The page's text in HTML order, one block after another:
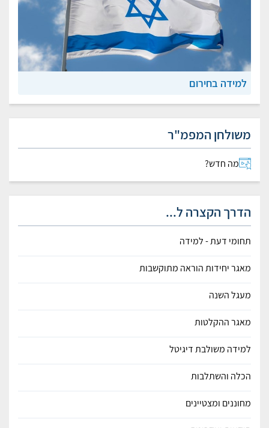
למידה בחירום
משולחן המפמ"ר
מה חדש?
הדרך הקצרה ל...
תחומי דעת - למידה
מאגר יחידות הוראה מתוקשבות
מעגל השנה
מאגר ההקלטות
למידה משולבת דיגיטל
הכלה והשתלבות
מחוננים ומצטיינים